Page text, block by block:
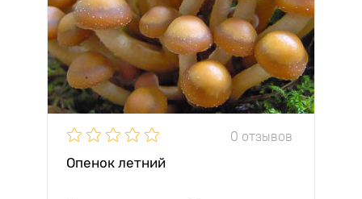
0 отзывов
Опенок летний